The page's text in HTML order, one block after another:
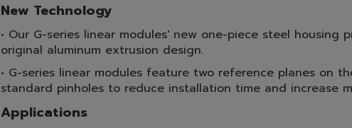
New Technology
• Our G-series linear modules' new one-piece steel housing
original aluminum extrusion design.
• G-series linear modules feature two reference planes on
standard pinholes to reduce installation time and increase
Applications